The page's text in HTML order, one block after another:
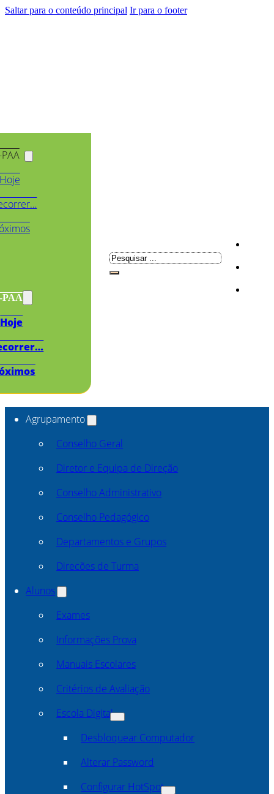
Saltar para o conteúdo principal Ir para o footer
PAA
Hoje
Pesquisar
Agrupamento
Conselho Geral
Diretor e Equipa de Direção
Conselho Administrativo
Conselho Pedagógico
Departamentos e Grupos
Direcões de Turma
Alunos
Exames
Informações Prova
Manuais Escolares
Critérios de Avaliação
Escola Digital
Desbloquear Computador
Alterar Password
Configurar HotSpot